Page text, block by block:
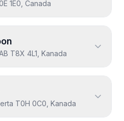
1E0, Canada
T8X 4L1, Kanada
T0H 0C0, Kanada